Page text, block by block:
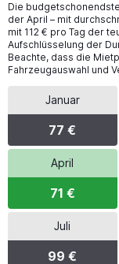
Die
der April – mit
mit 112 € pro Tag der
Aufschlüsselung der
Beachte, dass die
Fahrzeugauswahl und
Januar
77 €
April
71 €
Juli
99 €